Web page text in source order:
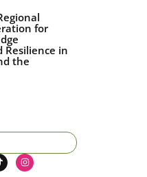
for
Resilience in
the